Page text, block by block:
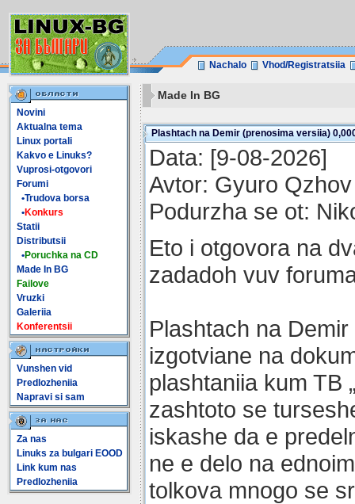
Nachalo Vhod/Registratsiia
Novini
Aktualna tema
Linux portali
Kakvo e Linuks?
Vuprosi-otgovori
Forumi
•Trudova borsa
•Konkurs
Statii
Distributsii
•Poruchka na CD
Made In BG
Failove
Vruzki
Galeriia
Konferentsii
Vunshen vid
Predlozheniia
Napravi si sam
Za nas
Linuks za bulgari EOOD
Link kum nas
Predlozheniia
Made In BG
Plashtach na Demir (prenosima versiia)
Data: [9-08-2026]
Avtor: Gyuro
Podurzha se ot:
Eto i otgovora na
zadadoh vuv
Plashtach na
izgotviane na
plashtaniia kum TB
zashtoto se
iskashe da e
ne e delo na
tolkova mnogo se